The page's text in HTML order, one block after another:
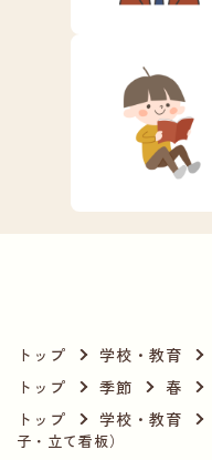
トップ 学校・教育
トップ 季節 春
トップ 学校・教育
子・立て看板）